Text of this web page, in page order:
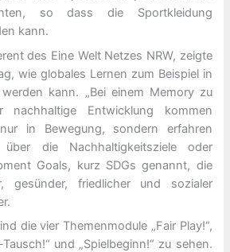
so dass die Sportkleidung
kann.
des Eine Welt Netzes NRW, zeigte
wie globales Lernen zum Beispiel in
kann. „Bei einem Memory zu
Entwicklung kommen
in Bewegung, sondern erfahren
die Nachhaltigkeitsziele oder
Goals, kurz SDGs genannt, die
gesünder, friedlicher und sozialer
die vier Themenmodule „Fair Play!“,
und „Spielbeginn!“ zu sehen.